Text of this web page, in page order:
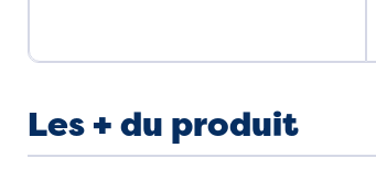
Les + du produit